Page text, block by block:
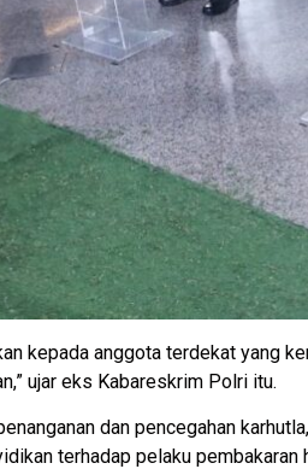
kepada anggota terdekat yang
ujar eks Kabareskrim Polri itu.
dan pencegahan
terhadap pelaku pembakaran